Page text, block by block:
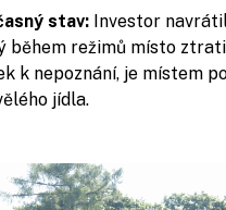
stav: Investor
během režimů místo
k nepoznání, je místem
jídla.